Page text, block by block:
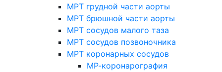
МРТ грудной части аорты
МРТ брюшной части аорты
МРТ сосудов малого таза
МРТ сосудов позвоночника
МРТ коронарных сосудов
МР-коронарография